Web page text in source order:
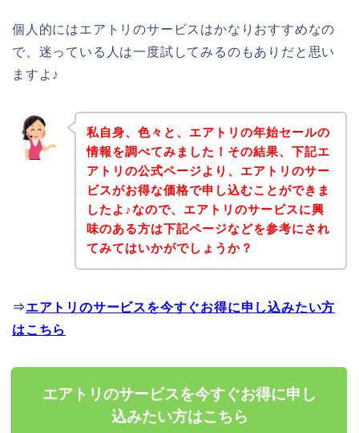
個人的にはエアトリのサービスはかなりおすすめなの
で、迷っている人は一度試してみるのもありだと思い
ますよ♪
私自身、色々と、エアトリの年始セールの
情報を調べてみました！その結果、下記エ
アトリの公式ページより、エアトリのサー
ビスがお得な価格で申し込むことができま
したよ♪なので、エアトリのサービスに興
味のある方は下記ページなどを参考にされ
てみてはいかがでしょうか？
⇒エアトリのサービスを今すぐお得に申し込みたい方
はこちら
エアトリのサービスを今すぐお得に申し
込みたい方はこちら